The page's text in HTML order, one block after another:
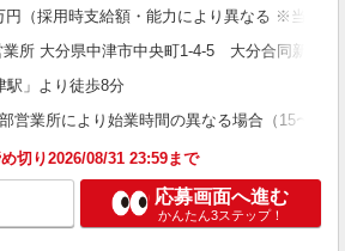
円（採用時支給額・能力により異なる ※当社
所 大分県中津市中央町1-4-5 大分合同新聞中
駅」より徒歩8分
営業所により始業時間の異なる場合（15〜20
切り2026/08/31 23:59まで
応募画面へ進む
かんたん3ステップ！